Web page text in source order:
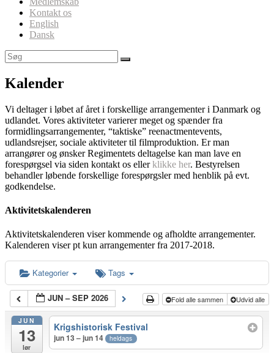
Kontakt os
English
Dansk
Kalender
Vi deltager i løbet af året i forskellige arrangementer i Danmark og
udlandet. Vores aktiviteter varierer meget og spænder fra
formidlingsarrangementer, “taktiske” reenactmentevents,
udlandsrejser, sociale aktiviteter til filmproduktion. Er man
arrangører og ønsker Regimentets deltagelse kan man lave en
forespørgsel via siden kontakt os ellerklikke her. Bestyrelsen
behandler løbende forskellige forespørgsler med henblik på evt.
godkendelse.
Aktivitetskalenderen
Aktivitetskalenderen viser kommende og afholdte arrangementer.
Kalenderen viser pt kun arrangementer fra 2017-2018.
Kategorier Tags
JUN – SEP 2026 Fold alle sammen Udvid alle
JUN
13
lør
Krigshistorisk Festival
jun 13 – jun 14 heldags